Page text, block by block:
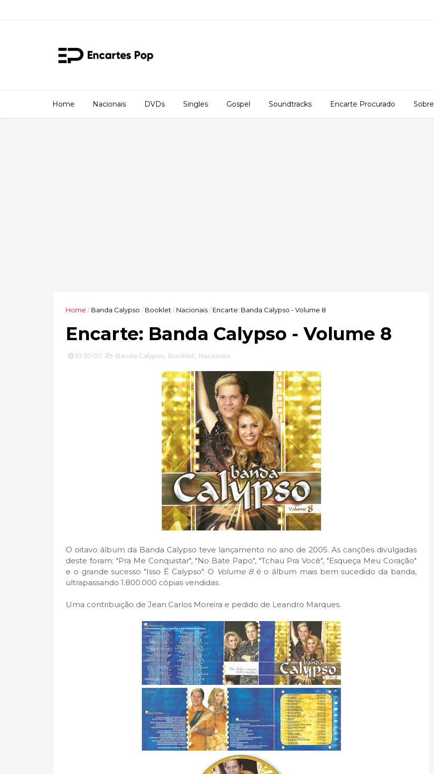
Home Nacionais DVDs Singles Gospel Soundtracks Encarte Procurado Sobre
Home / Banda Calypso / Booklet / Nacionais/ Encarte: Banda Calypso - Volume 8
Encarte: Banda Calypso - Volume 8
10:30:00 Banda Calypso Booklet Nacionais
O oitavo álbum da Banda Calypso teve lançamento no ano de 2005. As canções divulgadas
deste foram: "Pra Me Conquistar", "No Bate Papo", "Tchau Pra Você", "Esqueça Meu Coração"
e o grande sucesso "Isso É Calypso". O Volume 8é o álbum mais bem sucedido da banda,
ultrapassando 1.800.000 cópias vendidas.
Uma contribuição de Jean Carlos Moreira e pedido de Leandro Marques.